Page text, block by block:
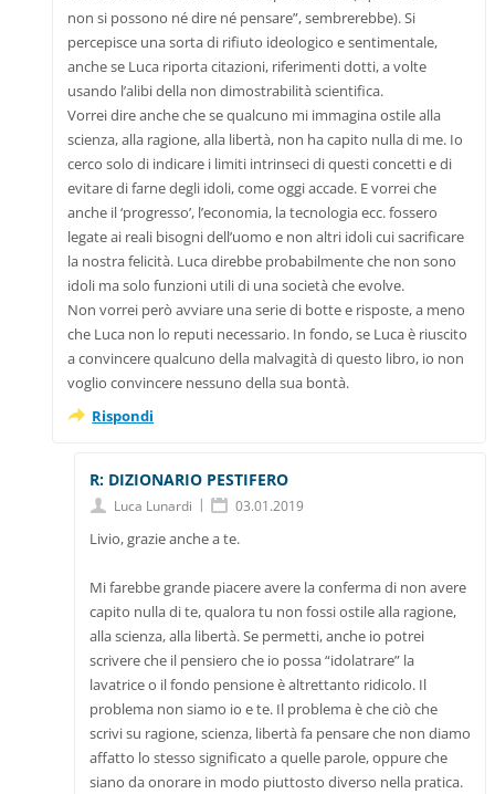
non si possono né dire né pensare”, sembrerebbe). Si
percepisce una sorta di rifiuto ideologico e sentimentale,
anche se Luca riporta citazioni, riferimenti dotti, a volte
usando l’alibi della non dimostrabilità scientifica.
Vorrei dire anche che se qualcuno mi immagina ostile alla
scienza, alla ragione, alla libertà, non ha capito nulla di me. Io
cerco solo di indicare i limiti intrinseci di questi concetti e di
evitare di farne degli idoli, come oggi accade. E vorrei che
anche il ‘progresso’, l’economia, la tecnologia ecc. fossero
legate ai reali bisogni dell’uomo e non altri idoli cui sacrificare
la nostra felicità. Luca direbbe probabilmente che non sono
idoli ma solo funzioni utili di una società che evolve.
Non vorrei però avviare una serie di botte e risposte, a meno
che Luca non lo reputi necessario. In fondo, se Luca è riuscito
a convincere qualcuno della malvagità di questo libro, io non
voglio convincere nessuno della sua bontà.
Rispondi
R: DIZIONARIO PESTIFERO
Luca Lunardi | 03.01.2019
Livio, grazie anche a te.
Mi farebbe grande piacere avere la conferma di non avere
capito nulla di te, qualora tu non fossi ostile alla ragione,
alla scienza, alla libertà. Se permetti, anche io potrei
scrivere che il pensiero che io possa “idolatrare” la
lavatrice o il fondo pensione è altrettanto ridicolo. Il
problema non siamo io e te. Il problema è che ciò che
scrivi su ragione, scienza, libertà fa pensare che non diamo
affatto lo stesso significato a quelle parole, oppure che
siano da onorare in modo piuttosto diverso nella pratica.